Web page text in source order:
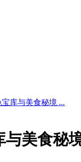
库与美食秘境 ...
与美食秘